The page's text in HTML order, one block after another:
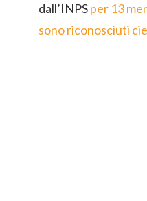
dall’INPSper 13
sono riconosciuti